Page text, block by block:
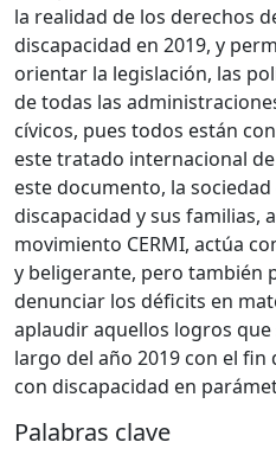
la realidad de los derechos
discapacidad en 2019, y
orientar la legislación, las
de todas las
cívicos, pues todos están
este tratado internacional
este documento, la
discapacidad y sus familias,
movimiento CERMI, actúa
y beligerante, pero también
denunciar los déficits en
aplaudir aquellos logros que
largo del año 2019 con el fin
con discapacidad en
Palabras clave